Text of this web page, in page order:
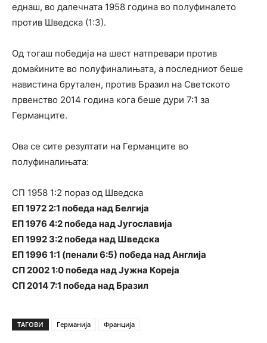
еднаш, во далечната 1958 година во полуфиналето
против Шведска (1:3).
Од тогаш победија на шест натпревари против
домаќините во полуфиналињата, а последниот беше
навистина брутален, против Бразил на Светското
првенство 2014 година кога беше дури 7:1 за
Германците.
Ова се сите резултати на Германците во
полуфиналињата:
СП 1958 1:2 пораз од Шведска
ЕП 1972 2:1 победа над Белгија
ЕП 1976 4:2 победа над Југославија
ЕП 1992 3:2 победа над Шведска
ЕП 1996 1:1 (пенали 6:5) победа над Англија
СП 2002 1:0 победа над Јужна Кореја
СП 2014 7:1 победа над Бразил
ТАГОВИ Германија Франција